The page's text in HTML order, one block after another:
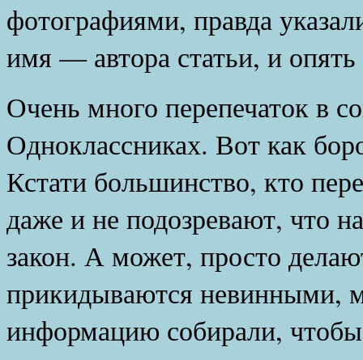
фотографиями, правда
имя — автора статьи, и
Очень много перепечаток в
Одноклассниках. Вот как
Кстати большинство, кто
даже и не подозревают, что
закон. А может, просто
прикидываются невинными,
информацию собирали,